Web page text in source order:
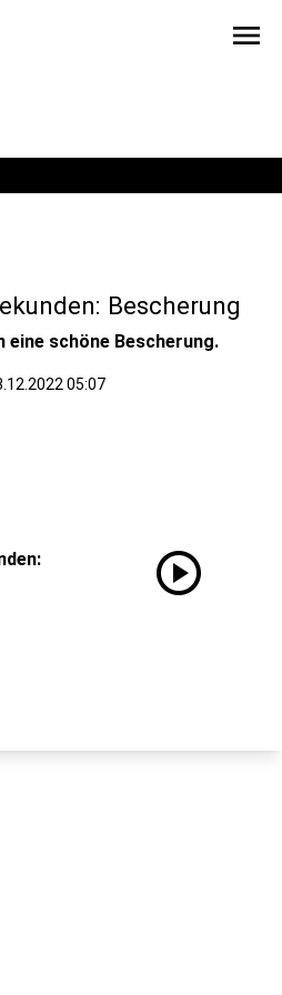
menu
Bescherung
eine schöne Bescherung.
05:07
play_circle